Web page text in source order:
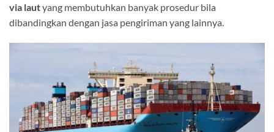
via lautyang membutuhkan banyak prosedur bila
dibandingkan dengan jasa pengiriman yang lainnya.